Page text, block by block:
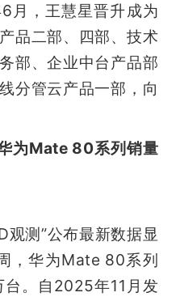
月，王慧星晋升成为
品二部、四部、技术
部、企业中台产品部
分管云产品一部，向
为Mate 80系列销量
观测”公布最新数据显
，华为Mate 80系列
。自2025年11月发